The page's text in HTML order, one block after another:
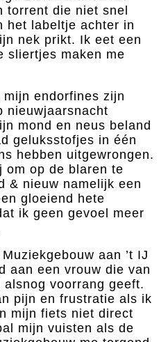
torrent die niet snel
het labeltje achter in
nek prikt. Ik eet een
sliertjes maken me
endorfines zijn
nieuwjaarsnacht
mond en neus beland
geluksstofjes in één
hebben uitgewrongen.
om op de blaren te
& nieuw namelijk een
gloeiend hete
ik geen gevoel meer
aan ’t IJ
aan een vrouw die van
voorrang geeft.
pijn en frustratie als ik
mijn fiets niet direct
mijn vuisten als de